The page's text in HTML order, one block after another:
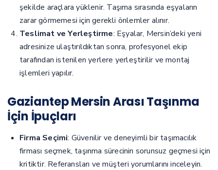
şekilde araçlara yüklenir. Taşıma sırasında eşyaların
zarar görmemesi için gerekli önlemler alınır.
Teslimat ve Yerleştirme: Eşyalar, Mersin’deki yeni
adresinize ulaştırıldıktan sonra, profesyonel ekip
tarafından istenilen yerlere yerleştirilir ve montaj
işlemleri yapılır.
Gaziantep Mersin Arası Taşınma
İçin İpuçları
Firma Seçimi: Güvenilir ve deneyimli bir taşımacılık
firması seçmek, taşınma sürecinin sorunsuz geçmesi için
kritiktir. Referansları ve müşteri yorumlarını inceleyin.